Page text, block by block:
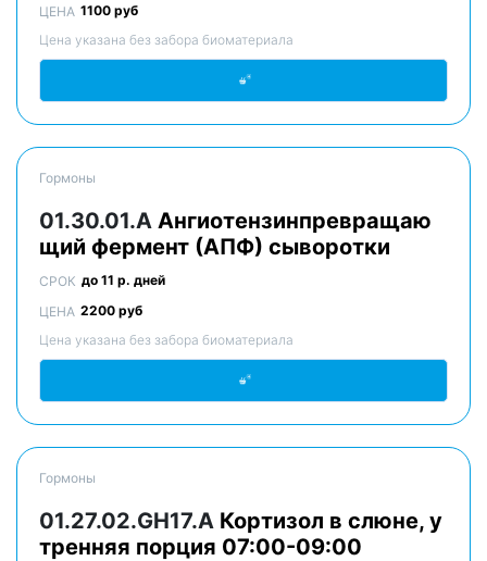
ЦЕНА 1100 руб
Цена указана без забора биоматериала
Гормоны
01.30.01.A Ангиотензинпревращаю
щий фермент (АПФ) сыворотки
СРОК до 11 р. дней
ЦЕНА 2200 руб
Цена указана без забора биоматериала
Гормоны
01.27.02.GH17.A Кортизол в слюне, у
тренняя порция 07:00-09:00